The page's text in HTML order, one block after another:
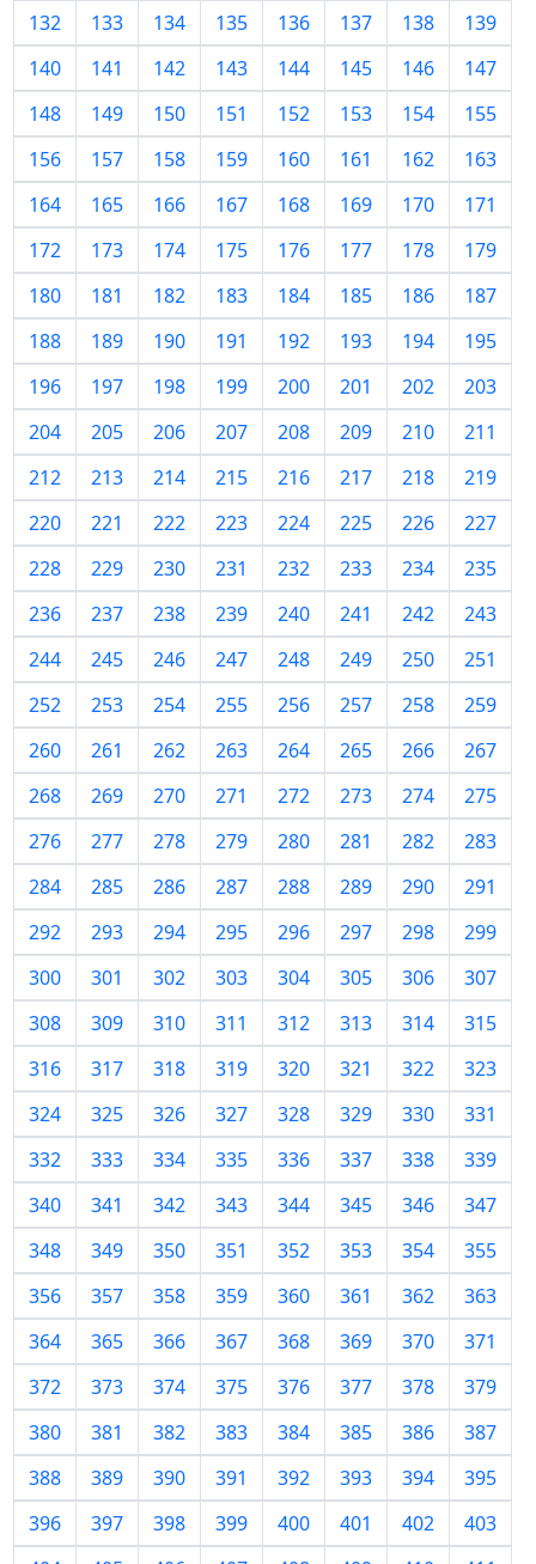
132
133 134 135 136 137 138
139
140
141 142 143 144 145 146
147
148
149 150 151 152 153 154
155
156
157 158 159 160 161 162
163
164
165 166 167 168 169 170
171
172
173 174 175 176 177 178
179
180
181 182 183 184 185 186
187
188
189 190 191 192 193 194
195
196
197 198 199 200 201 202
203
204
205 206 207 208 209 210
211
212
213 214 215 216 217 218
219
220
221 222 223 224 225 226
227
228
229 230 231 232 233 234
235
236
237 238 239 240 241 242
243
244
245 246 247 248 249 250
251
252
253 254 255 256 257 258
259
260
261 262 263 264 265 266
267
268
269 270 271 272 273 274
275
276
277 278 279 280 281 282
283
284
285 286 287 288 289 290
291
292
293 294 295 296 297 298
299
300
301 302 303 304 305 306
307
308
309 310 311 312 313 314
315
316
317 318 319 320 321 322
323
324
325 326 327 328 329 330
331
332
333 334 335 336 337 338
339
340
341 342 343 344 345 346
347
348
349 350 351 352 353 354
355
356
357 358 359 360 361 362
363
364
365 366 367 368 369 370
371
372
373 374 375 376 377 378
379
380
381 382 383 384 385 386
387
388
389 390 391 392 393 394
395
396
397 398 399 400 401 402
403